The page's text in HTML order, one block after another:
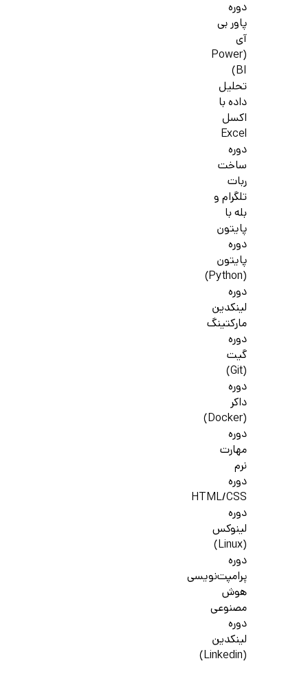
دوره
پاور بی
آی
(Power
BI)
تحلیل
داده با
اکسل
Excel
دوره
ساخت
ربات
تلگرام و
بله با
پایتون
دوره
پایتون
(Python)
دوره
لینکدین
مارکتینگ
دوره
گیت
(Git)
دوره
داکر
(Docker)
دوره
مهارت
نرم
دوره
HTML/CSS
دوره
لینوکس
(Linux)
دوره
پرامپت‌نویسی
هوش
مصنوعی
دوره
لینکدین
(Linkedin)